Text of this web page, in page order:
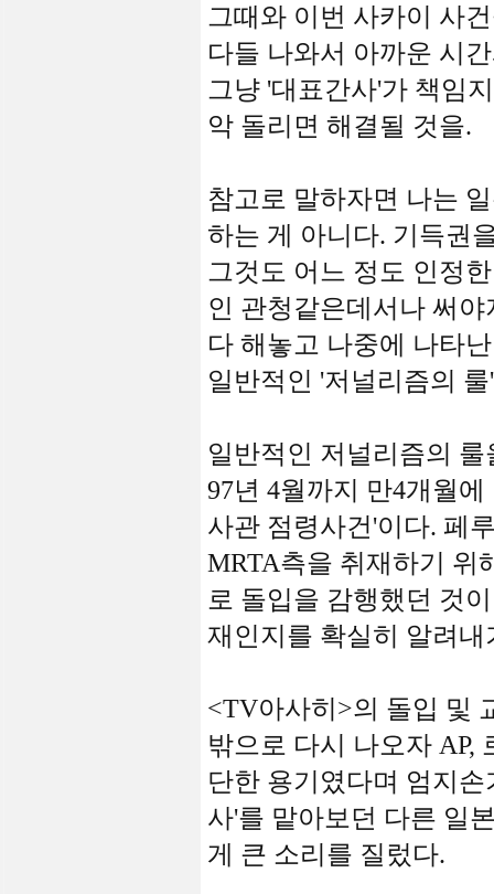
그때와 이번 사카이 사
다들 나와서 아까운 시
그냥 '대표간사'가 책임
악 돌리면 해결될 것을.
참고로 말하자면 나는
하는 게 아니다. 기득권
그것도 어느 정도 인정
인 관청같은데서나 써
다 해놓고 나중에 나타
일반적인 '저널리즘의
일반적인 저널리즘의 룰
97년 4월까지 만4개월
사관 점령사건'이다. 페
MRTA측을 취재하기 위
로 돌입을 감행했던 것
재인지를 확실히 알려
<TV아사히>의 돌입 및
밖으로 다시 나오자 AP,
단한 용기였다며 엄지
사'를 맡아보던 다른 일
게 큰 소리를 질렀다.